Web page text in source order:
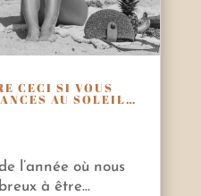
CECI SI VOUS
AU SOLEIL…
l’année où nous
à être...